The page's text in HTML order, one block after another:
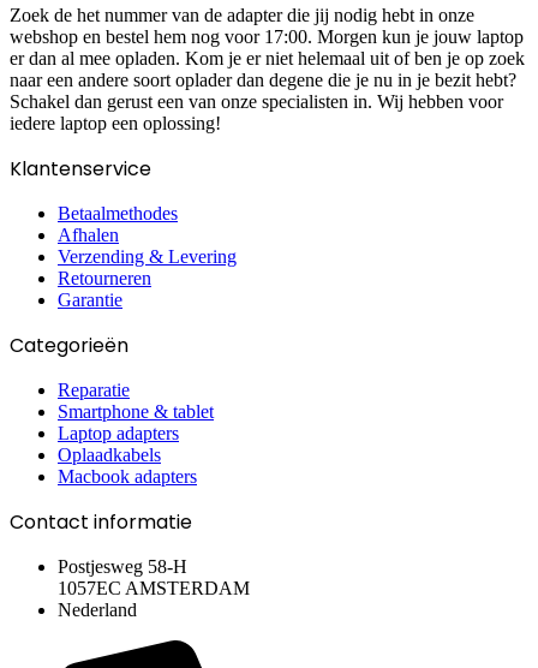
Zoek de het nummer van de adapter die jij nodig hebt in onze
webshop en bestel hem nog voor 17:00. Morgen kun je jouw laptop
er dan al mee opladen. Kom je er niet helemaal uit of ben je op zoek
naar een andere soort oplader dan degene die je nu in je bezit hebt?
Schakel dan gerust een van onze specialisten in. Wij hebben voor
iedere laptop een oplossing!
Klantenservice
Betaalmethodes
Afhalen
Verzending & Levering
Retourneren
Garantie
Categorieën
Reparatie
Smartphone & tablet
Laptop adapters
Oplaadkabels
Macbook adapters
Contact informatie
Postjesweg 58-H
1057EC AMSTERDAM
Nederland